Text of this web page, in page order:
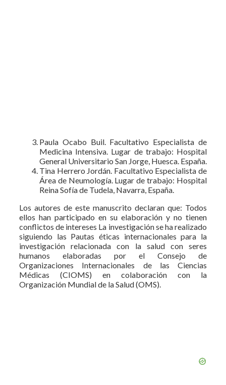
Paula Ocabo Buil. Facultativo Especialista de
Medicina Intensiva. Lugar de trabajo: Hospital
General Universitario San Jorge, Huesca. España.
Tina Herrero Jordán. Facultativo Especialista de
Área de Neumología. Lugar de trabajo: Hospital
Reina Sofía de Tudela, Navarra, España.
Los autores de este manuscrito declaran que: Todos
ellos han participado en su elaboración y no tienen
conflictos de intereses La investigación se ha realizado
siguiendo las Pautas éticas internacionales para la
investigación relacionada con la salud con seres
humanos elaboradas por el Consejo de
Organizaciones Internacionales de las Ciencias
Médicas (CIOMS) en colaboración con la
Organización Mundial de la Salud (OMS).